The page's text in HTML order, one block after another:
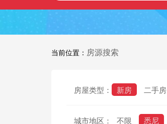
当前位置： 房源搜索
房屋类型： 新房 二手房
城市地区： 不限 悉尼